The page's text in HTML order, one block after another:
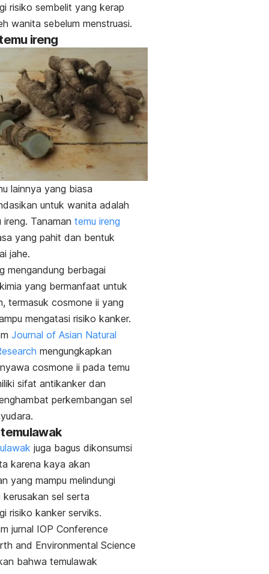
risiko sembelit yang kerap
wanita sebelum menstruasi.
ireng
lainnya yang biasa
untuk wanita adalah
ireng. Tanaman temu ireng
yang pahit dan bentuk
jahe.
mengandung berbagai
yang bermanfaat untuk
termasuk cosmone ii yang
mengatasi risiko kanker.
Journal of Asian Natural
mengungkapkan
cosmone ii pada temu
sifat antikanker dan
perkembangan sel
juga bagus dikonsumsi
karena kaya akan
yang mampu melindungi
kerusakan sel serta
risiko kanker serviks.
jurnal IOP Conference
and Environmental Science
bahwa temulawak